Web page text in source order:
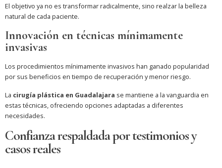
El objetivo ya no es transformar radicalmente, sino realzar la belleza
natural de cada paciente.
Innovación en técnicas mínimamente
invasivas
Los procedimientos mínimamente invasivos han ganado popularidad
por sus beneficios en tiempo de recuperación y menor riesgo.
La cirugía plástica en Guadalajara se mantiene a la vanguardia en
estas técnicas, ofreciendo opciones adaptadas a diferentes
necesidades.
Confianza respaldada por testimonios y
casos reales